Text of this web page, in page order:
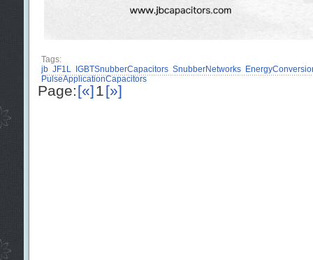
Tags:
jb JF1L IGBTSnubberCapacitors SnubberNetworks
PulseApplicationCapacitors
Page:[«]1[»]